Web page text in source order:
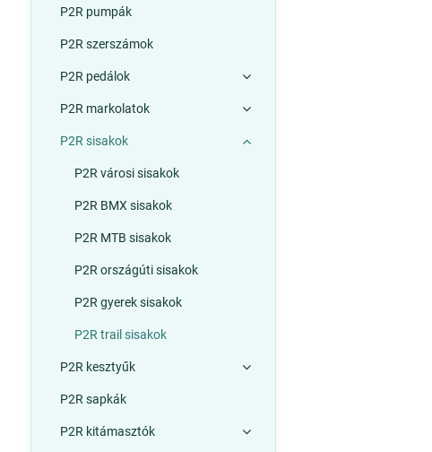
P2R pumpák
P2R szerszámok
P2R pedálok
P2R markolatok
P2R sisakok
P2R városi sisakok
P2R BMX sisakok
P2R MTB sisakok
P2R országúti sisakok
P2R gyerek sisakok
P2R trail sisakok
P2R kesztyűk
P2R sapkák
P2R kitámasztók